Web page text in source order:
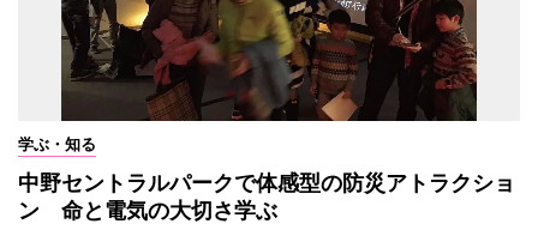
学ぶ・知る
中野セントラルパークで体感型の防災アトラクショ
ン 命と電気の大切さ学ぶ